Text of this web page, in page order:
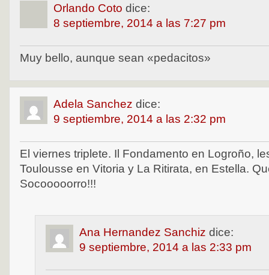
Orlando Coto dice:
8 septiembre, 2014 a las 7:27 pm
Muy bello, aunque sean «pedacitos»
Adela Sanchez dice:
9 septiembre, 2014 a las 2:32 pm
El viernes triplete. Il Fondamento en Logroño,
Toulousse en Vitoria y La Ritirata, en Estella.
Socooooorro!!!
Ana Hernandez Sanchiz dice:
9 septiembre, 2014 a las 2:33 pm